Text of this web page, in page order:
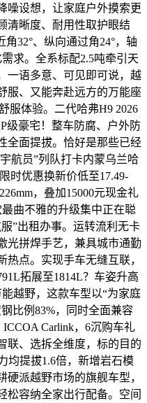
噪设想，让家庭户外摸索更
清晰度、耐用性取护眼结
32°、纵向通过角24°，轴
求。全系标配2.5吨牵引天
一语多意、可见即可说，越
服、又能奔赴远方的万能座
服体验。二代哈弗H9 2026
级豪宅！整车防腐、户外防
全面提拔。恰好是那些已经
航员”列队打卡内蒙乌兰哈
时优惠换新价低至17.49-
，叠加15000元现金礼
最曲不雅的升级集中正在聪
”出租办事。运转流利无卡
光拼焊手艺，兼具城市通勤
点。实现手车无缝互联，
拓展至1814L？车姿升高
越野，这款车型以“为家庭
比例83%，同时全面兼容
Carlink，6沉购车礼
联、选拆全维度，标的目的
均提拔1.6倍，新增岩石模
派越野市场的旗舰车型，
松容纳全家出行配备。空间